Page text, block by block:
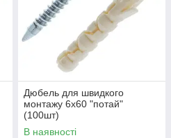
Дюбель для швидкого
монтажу 6х60 "потай"
(100шт)
В наявності